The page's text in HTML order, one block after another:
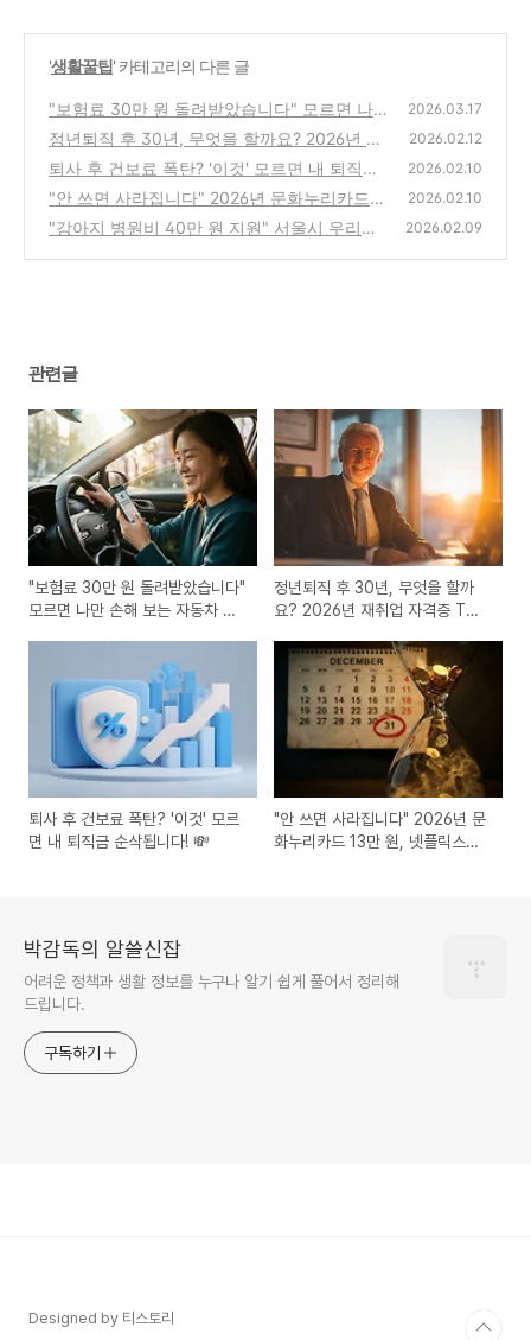
'생활꿀팁' 카테고리의 다른 글
"보험료 30만 원 돌려받았습니다" 모르면 나
만 손해 보는 자동차 보험료 환급 꿀팁 💸🚗
2026.03.17
정년퇴직 후 30년, 무엇을 할까요? 2026년 재
취업 자격증 TOP 3 🏅
(1)
2026.02.12
퇴사 후 건보료 폭탄? '이것' 모르면 내 퇴직금
순삭됩니다! 💸
(0)
2026.02.10
"안 쓰면 사라집니다" 2026년 문화누리카드 1
3만 원, 넷플릭스·KTX·에버랜드 공짜로 즐기
2026.02.10
"강아지 병원비 40만 원 지원" 서울시 우리동
2026.02.09
관련글
"보험료 30만 원 돌려받았습니다"
모르면 나만 손해 보는 자동차 보
정년퇴직 후 30년, 무엇을 할까
요? 2026년 재취업 자격증 TOP
퇴사 후 건보료 폭탄? '이것' 모르
면 내 퇴직금 순삭됩니다! 💸
"안 쓰면 사라집니다" 2026년 문
화누리카드 13만 원, 넷플릭스
박감독의 알쓸신잡
어려운 정책과 생활 정보를 누구나 알기 쉽게 풀어서 정리해
드립니다.
구독하기
Designed by 티스토리